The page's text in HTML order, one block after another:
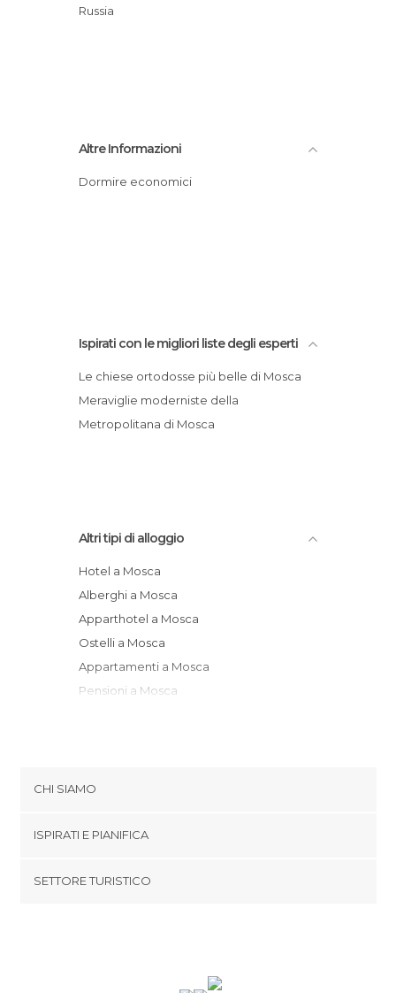
Russia
Altre Informazioni
Dormire economici
Ispirati con le migliori liste degli esperti
Le chiese ortodosse più belle di Mosca
Meraviglie moderniste della
Metropolitana di Mosca
Altri tipi di alloggio
Hotel a Mosca
Alberghi a Mosca
Apparthotel a Mosca
Ostelli a Mosca
Appartamenti a Mosca
Pensioni a Mosca
CHI SIAMO
Termini e Condizioni
ISPIRATI E PIANIFICA
SETTORE TURISTICO